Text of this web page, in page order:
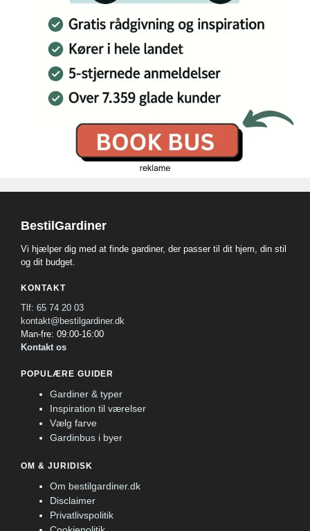
BestilGardiner
Vi hjælper dig med at finde gardiner, der passer til dit hjem, din stil
og dit budget.
KONTAKT
Tlf: 65 74 20 03
kontakt@bestilgardiner.dk
Man-fre: 09:00-16:00
Kontakt os
POPULÆRE GUIDER
Gardiner & typer
Inspiration til værelser
Vælg farve
Gardinbus i byer
OM & JURIDISK
Om bestilgardiner.dk
Disclaimer
Privatlivspolitik